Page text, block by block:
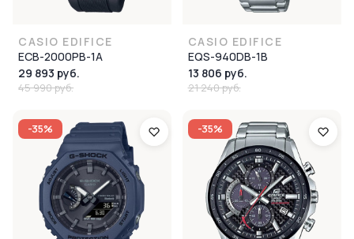
CASIO EDIFICE
ECB-2000PB-1A
29 893 руб.
45 990 руб.
CASIO EDIFICE
EQS-940DB-1B
13 806 руб.
21 240 руб.
-35% -35%